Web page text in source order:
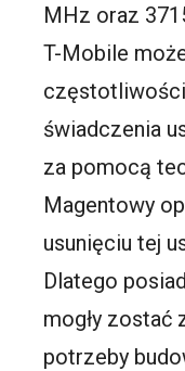
MHz oraz
T-Mobile
świadczenia
za pomocą
Magentowy
usunięciu tej
Dlatego
mogły zostać
potrzeby